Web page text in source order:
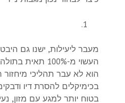
מעבר ליעילות, ישנו גם
העשוי מ-100%
הוא לא עבר תהליכי מיחזור
בכימיקלים להסרת דיו
בטוח יותר למגע עם מזון,